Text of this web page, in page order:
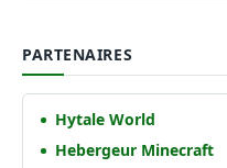
PARTENAIRES
Hytale World
Hebergeur Minecraft